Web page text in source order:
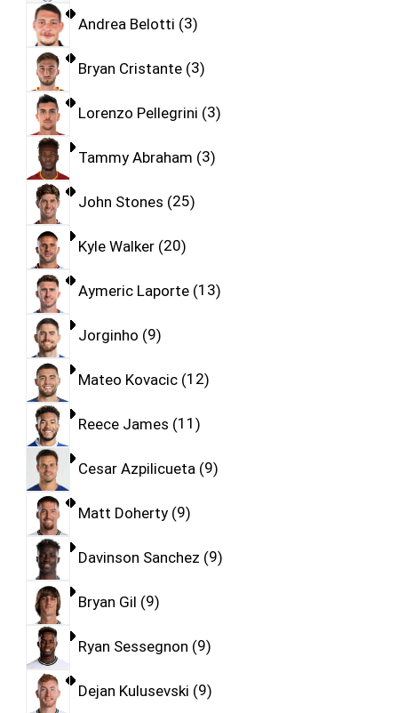
Andrea Belotti 3
Bryan Cristante 3
Lorenzo Pellegrini 3
Tammy Abraham 3
John Stones 25
Kyle Walker 20
Aymeric Laporte 13
Jorginho 9
Mateo Kovacic 12
Reece James 11
Cesar Azpilicueta 9
Matt Doherty 9
Davinson Sanchez 9
Bryan Gil 9
Ryan Sessegnon 9
Dejan Kulusevski 9